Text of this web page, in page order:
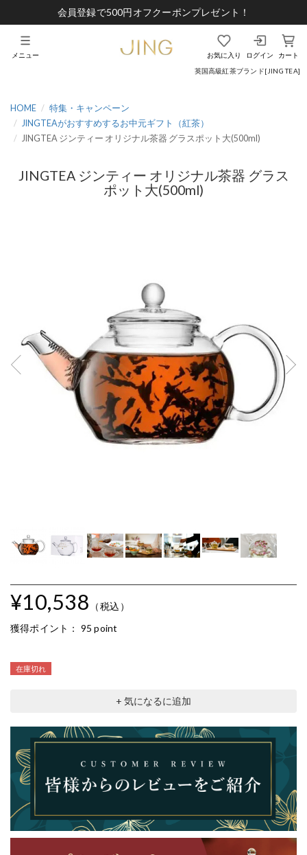
会員登録で500円オフクーポンプレゼント！
英国高級紅茶ブランド[JING TEA]
お気に入り ログイン カート
メニュー
HOME
特集・キャンペーン
JINGTEAがおすすめするお中元ギフト（紅茶）
JINGTEA ジンティー オリジナル茶器 グラスポット大(500ml)
JINGTEA ジンティー オリジナル茶器 グラス
ポット大(500ml)
¥10,538 （税込）
獲得ポイント： 95 point
在庫切れ
+ 気になるに追加